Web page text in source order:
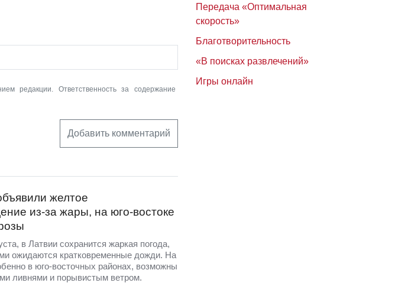
редакции. Ответственность за содержание
Добавить комментарий
желтое
из-за жары, на юго-востоке
в Латвии сохранится жаркая погода,
ожидаются кратковременные дожди. На
в юго-восточных районах, возможны
ливнями и порывистым ветром.
Передача «Оптимальная
скорость»
Благотворительность
«В поисках развлечений»
Игры онлайн